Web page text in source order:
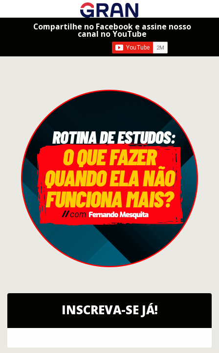
Compartilhe no Facebook e assine nosso
canal no YouTube
INSCREVA-SE JÁ!